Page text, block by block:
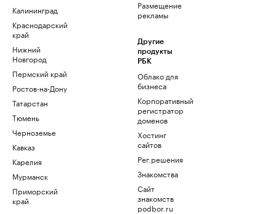
Калининград
Краснодарский
край
Нижний
Новгород
Пермский край
Ростов-на-Дону
Татарстан
Тюмень
Черноземье
Кавказ
Карелия
Мурманск
Приморский
край
Размещение
рекламы
Другие
продукты
РБК
Облако для
бизнеса
Корпоративный
регистратор
доменов
Хостинг
сайтов
Рег.решения
Знакомства
Сайт
знакомств
podbor.ru